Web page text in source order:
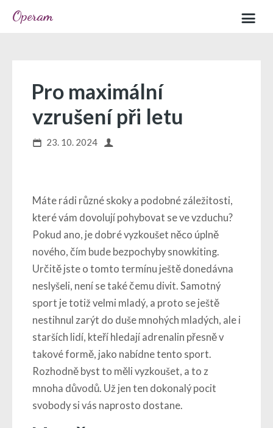
Operam
Sample page
Pro maximální
vzrušení při letu
23. 10. 2024
Máte rádi různé skoky a podobné záležitosti,
které vám dovolují pohybovat se ve vzduchu?
Pokud ano, je dobré vyzkoušet něco úplně
nového, čím bude bezpochyby snowkiting.
Určitě jste o tomto termínu ještě donedávna
neslyšeli, není se také čemu divit. Samotný
sport je totiž velmi mladý, a proto se ještě
nestihnul zarýt do duše mnohých mladých, ale i
starších lidí, kteří hledají adrenalin přesně v
takové formě, jako nabídne tento sport.
Rozhodně byst to měli vyzkoušet, a to z
mnoha důvodů. Už jen ten dokonalý pocit
svobody si vás naprosto dostane.